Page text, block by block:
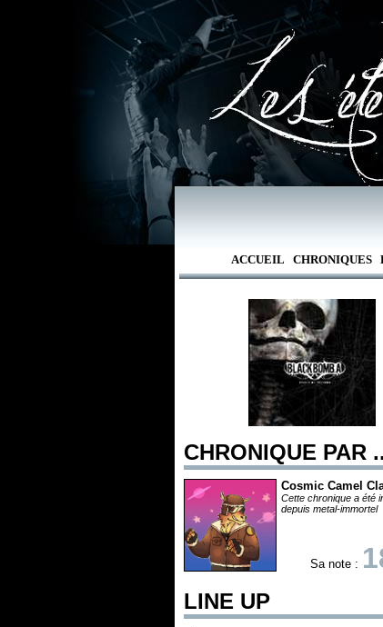
ACCUEIL CHRONIQUES
CHRONIQUE PAR
Cosmic Camel
Cette chronique a été
depuis metal-immortel
Sa note :
LINE UP